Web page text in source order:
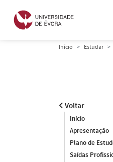
Início Estudar
Voltar
Início
Apresentação
Plano de
Saídas